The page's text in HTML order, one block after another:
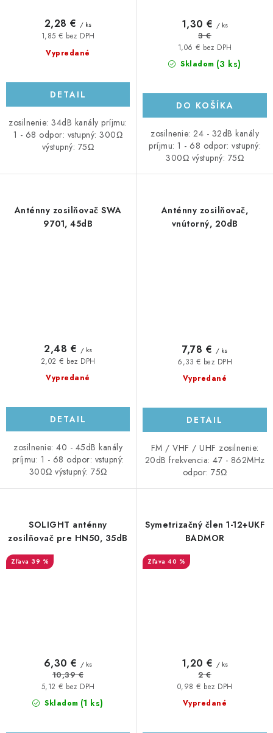
Vypredané
1,85 € bez DPH
2,28 € / ks
DETAIL
zosilnenie: 34dB kanály príjmu:
1 - 68 odpor: vstupný: 300Ω
výstupný: 75Ω
Skladom (3 ks)
1,06 € bez DPH
1,30 € / ks
3 €
DO KOŠÍKA
zosilnenie: 24 - 32dB kanály
príjmu: 1 - 68 odpor: vstupný:
300Ω výstupný: 75Ω
Anténny zosilňovač SWA
9701, 45dB
Vypredané
2,02 € bez DPH
2,48 € / ks
DETAIL
zosilnenie: 40 - 45dB kanály
príjmu: 1 - 68 odpor: vstupný:
300Ω výstupný: 75Ω
Anténny zosilňovač,
vnútorný, 20dB
Vypredané
6,33 € bez DPH
7,78 € / ks
DETAIL
FM / VHF / UHF zosilnenie:
20dB frekvencia: 47 - 862MHz
odpor: 75Ω
SOLIGHT anténny
zosilňovač pre HN50, 35dB
39 %
Skladom (1 ks)
5,12 € bez DPH
6,30 € / ks
10,39 €
Symetrizačný člen 1-12+UKF
BADMOR
40 %
Vypredané
0,98 € bez DPH
1,20 € / ks
2 €